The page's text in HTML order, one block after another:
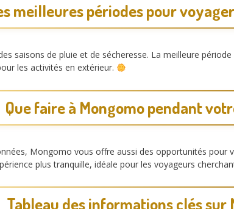
meilleures périodes pour
saisons de pluie et de sécheresse. La meilleure
les activités en extérieur.
Que faire à Mongomo pendant
Mongomo vous offre aussi des opportunités pour
plus tranquille, idéale pour les voyageurs
Tableau des informations clés sur